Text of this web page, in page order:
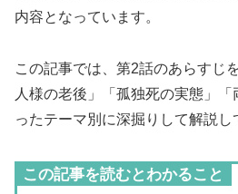
内容となっています。
この記事では、第2話のあらすじ
人様の老後」「孤独死の実態」
ったテーマ別に深掘りして解説し
この記事を読むとわかること